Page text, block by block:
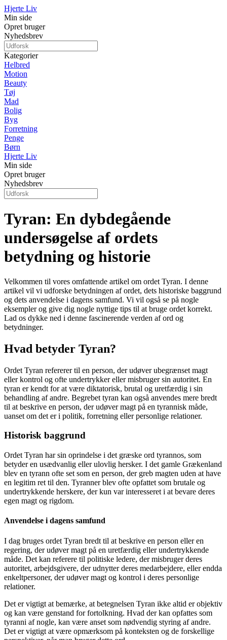
Hjerte Liv
Min side
Opret bruger
Nyhedsbrev
Kategorier
Helbred
Motion
Beauty
Tøj
Mad
Bolig
Byg
Forretning
Penge
Børn
Hjerte Liv
Min side
Opret bruger
Nyhedsbrev
Tyran: En dybdegående
undersøgelse af ordets
betydning og historie
Velkommen til vores omfattende artikel om ordet Tyran. I denne
artikel vil vi udforske betydningen af ordet, dets historiske baggrund
og dets anvendelse i dagens samfund. Vi vil også se på nogle
eksempler og give dig nogle nyttige tips til at bruge ordet korrekt.
Lad os dykke ned i denne fascinerende verden af ​​ord og
betydninger.
Hvad betyder Tyran?
Ordet Tyran refererer til en person, der udøver ubegrænset magt
eller kontrol og ofte undertrykker eller misbruger sin autoritet. En
tyran er kendt for at være diktatorisk, brutal og uretfærdig i sin
behandling af andre. Begrebet tyran kan også anvendes mere bredt
til at beskrive en person, der udøver magt på en tyrannisk måde,
uanset om det er i politik, forretning eller personlige relationer.
Historisk baggrund
Ordet Tyran har sin oprindelse i det græske ord tyrannos, som
betyder en usædvanlig eller ulovlig hersker. I det gamle Grækenland
blev en tyrann ofte set som en person, der greb magten uden at have
en legitim ret til den. Tyranner blev ofte opfattet som brutale og
undertrykkende herskere, der kun var interesseret i at bevare deres
egen magt og rigdom.
Anvendelse i dagens samfund
I dag bruges ordet Tyran bredt til at beskrive en person eller en
regering, der udøver magt på en uretfærdig eller undertrykkende
måde. Det kan referere til politiske ledere, der misbruger deres
autoritet, arbejdsgivere, der udnytter deres medarbejdere, eller endda
enkeltpersoner, der udøver magt og kontrol i deres personlige
relationer.
Det er vigtigt at bemærke, at betegnelsen Tyran ikke altid er objektiv
og kan være genstand for fortolkning. Hvad der kan opfattes som
tyranni af nogle, kan være anset som nødvendig styring af andre.
Det er vigtigt at være opmærksom på konteksten og de forskellige